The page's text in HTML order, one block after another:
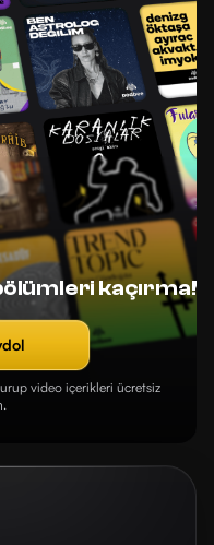
kaçırma!
video içerikleri ücretsiz